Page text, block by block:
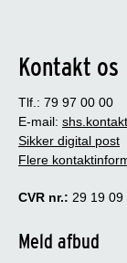
Kontakt os
Tlf.: 79 97 00 00
E-mail:
Sikker digital post
Flere
CVR nr.: 29 19 09
Meld afbud